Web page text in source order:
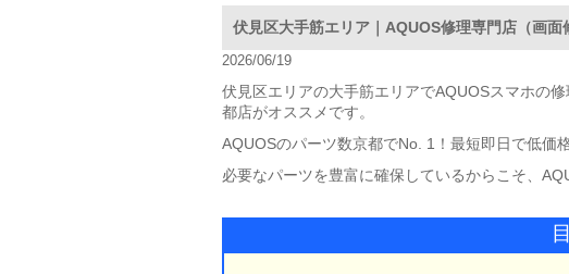
伏見区大手筋エリア｜AQUOS修理専門店（画面
2026/06/19
伏見区エリアの大手筋エリアでAQUOSスマホの
都店がオススメです。
AQUOSのパーツ数京都でNo. 1！最短即日で低価
必要なパーツを豊富に確保しているからこそ、